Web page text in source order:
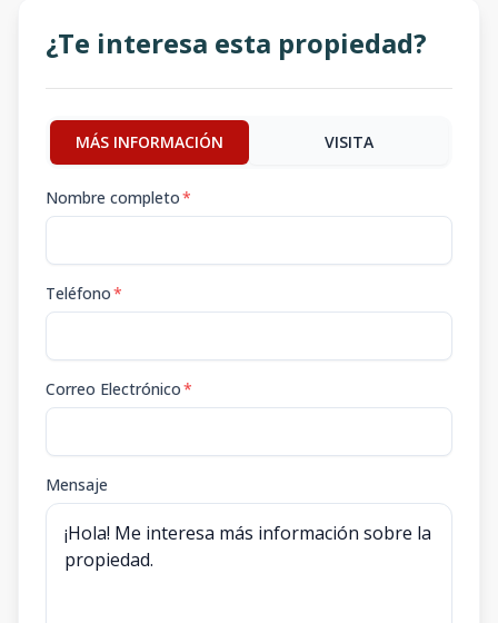
¿Te interesa esta propiedad?
MÁS INFORMACIÓN VISITA
Nombre completo*
Teléfono*
Correo Electrónico*
Mensaje